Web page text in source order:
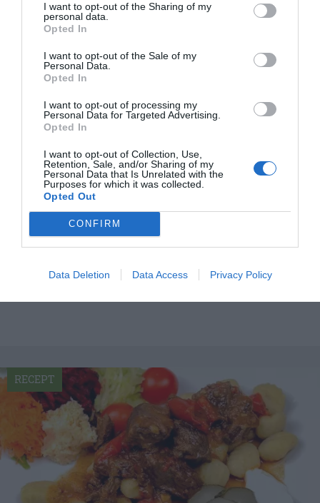
I want to opt-out of the Sharing of my
personal data.
Opted In
I want to opt-out of the Sale of my
Personal Data.
Opted In
I want to opt-out of processing my
Personal Data for Targeted Advertising.
Opted In
I want to opt-out of Collection, Use,
Retention, Sale, and/or Sharing of my
Personal Data that Is Unrelated with the
Purposes for which it was collected.
Opted Out
CONFIRM
Data Deletion Data Access Privacy Policy
Butter chicken
smaksatt med smör, curry och annat gott. Fritt...
RECEPT
RECEPT